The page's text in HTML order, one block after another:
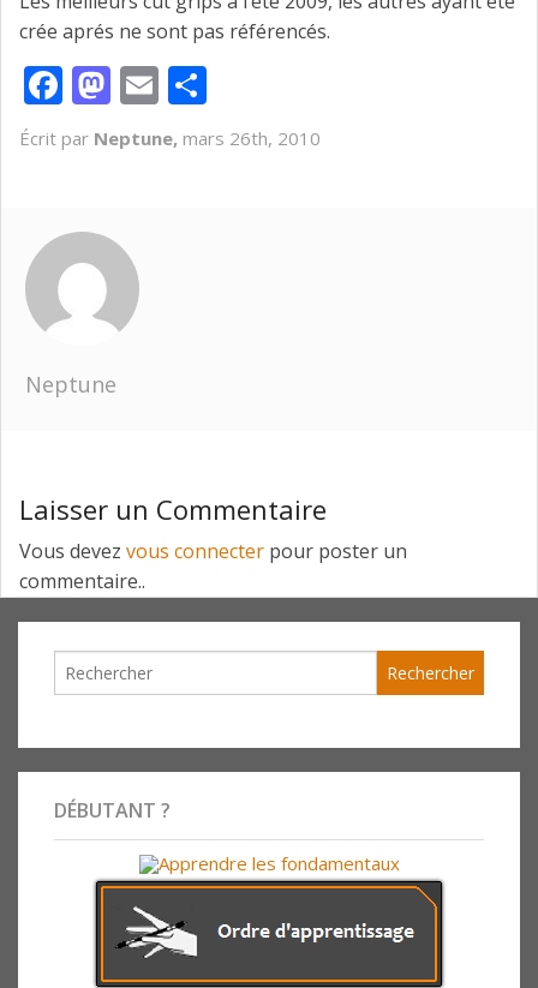
crée aprés ne sont pas référencés.
Facebook
Mastodon
Email
Écrit par Neptune, mars 26th, 2010
Neptune
Laisser un Commentaire
Vous devez vous connecter pour poster un
commentaire..
DÉBUTANT ?